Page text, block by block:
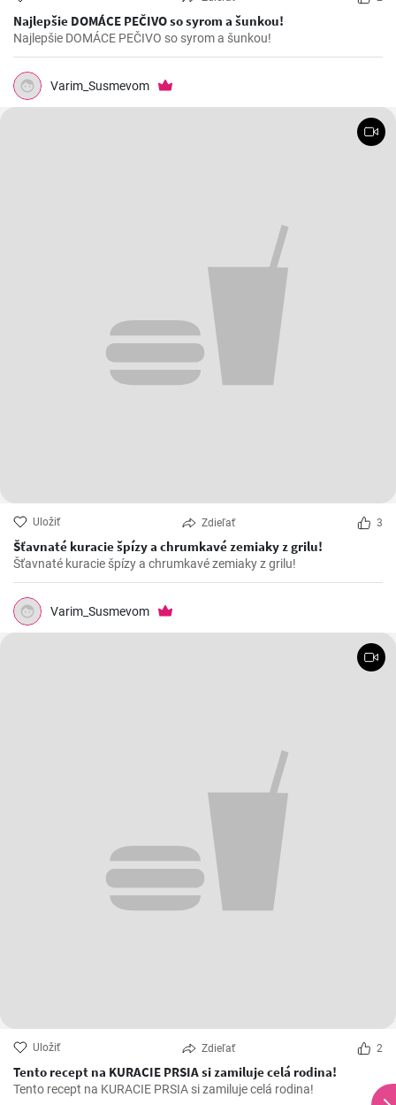
Najlepšie DOMÁCE PEČIVO so syrom a šunkou!
Najlepšie DOMÁCE PEČIVO so syrom a šunkou!
Varim_Susmevom
Uložiť Zdieľať 3
Šťavnaté kuracie špízy a chrumkavé zemiaky z grilu!
Šťavnaté kuracie špízy a chrumkavé zemiaky z grilu!
Varim_Susmevom
Uložiť Zdieľať 2
Tento recept na KURACIE PRSIA si zamiluje celá rodina!
Tento recept na KURACIE PRSIA si zamiluje celá rodina!